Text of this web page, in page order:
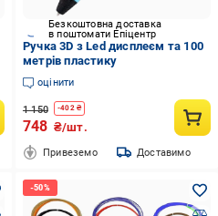
Безкоштовна доставка
в поштомати Епіцентр
Ручка 3D з Led дисплеєм та 100
метрів пластику
оцінити
1 150 -402₴
748 ₴/шт.
Привеземо Доставимо